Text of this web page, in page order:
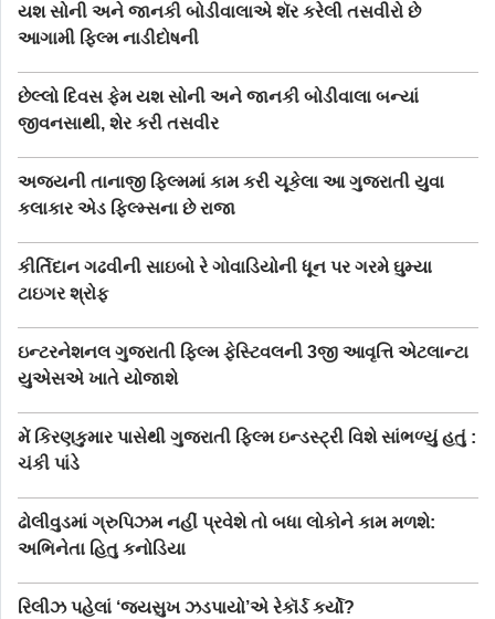
યશ સોની અને જાનકી બોડીવાલાએ શૅર કરેલી તસવીરો છે
આગામી ફિલ્મ નાડીદોષની
છેલ્લો દિવસ ફેમ યશ સોની અને જાનકી બોડીવાલા બન્યાં
જીવનસાથી, શેર કરી તસવીર
અજયની તાનાજી ફિલ્મમાં કામ કરી ચૂકેલા આ ગુજરાતી યુવા
કલાકાર એડ ફિલ્મ્સના છે રાજા
કીર્તિદાન ગઢવીની સાઇબો રે ગોવાડિયોની ધૂન પર ગરમે ઘુમ્યા
ટાઇગર શ્રોફ
ઇન્ટરનેશનલ ગુજરાતી ફિલ્મ ફેસ્ટિવલની 3જી આવૃત્તિ એટલાન્ટા
યુએસએ ખાતે યોજાશે
મેં કિરણકુમાર પાસેથી ગુજરાતી ફિલ્મ ઇન્ડસ્ટ્રી વિશે સાંભળ્યું હતું :
ચંકી પાંડે
ઢોલીવુડમાં ગ્રુપિઝમ નહીં પ્રવેશે તો બધા લોકોને કામ મળશે:
અભિનેતા હિતુ કનોડિયા
રિલીઝ પહેલાં ‘જયસુખ ઝડપાયો’એ રેકૉર્ડ કર્યો?